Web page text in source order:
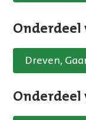
Dreven,
Onderdeel